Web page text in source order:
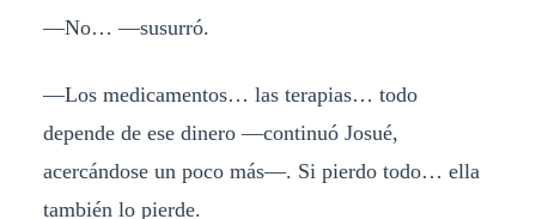
—No… —susurró.
—Los medicamentos… las terapias… todo
depende de ese dinero —continuó Josué,
acercándose un poco más—. Si pierdo todo… ella
también lo pierde.